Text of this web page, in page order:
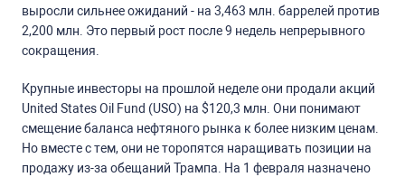
выросли сильнее ожиданий - на 3,463 млн. баррелей против
2,200 млн. Это первый рост после 9 недель непрерывного
сокращения.
Крупные инвесторы на прошлой неделе они продали акций
United StatesOil Fund (USO) на $120,3 млн. Они понимают
смещение баланса нефтяного рынка к более низким ценам.
Но вместе с тем, они не торопятся наращивать позиции на
продажу из-за обещаний Трампа. На 1 февраля назначено